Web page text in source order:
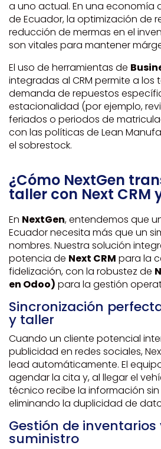
a uno actual. En una economía
de Ecuador, la optimización de
reducción de mermas en el
son vitales para mantener
El uso de herramientas de
integradas al CRM permite a los
demanda de repuestos
estacionalidad (por ejemplo,
feriados o periodos de
con las políticas de Lean
el sobrestock.
¿Cómo NextGen
taller con Next CRM
En NextGen, entendemos que
Ecuador necesita más que un
nombres. Nuestra solución
potencia de Next CRM para la
fidelización, con la robustez de
en Odoo) para la gestión
Sincronización
y taller
Cuando un cliente potencial
publicidad en redes sociales,
lead automáticamente. El
agendar la cita y, al llegar el
técnico recibe la información
eliminando la duplicidad de
Gestión de
suministro